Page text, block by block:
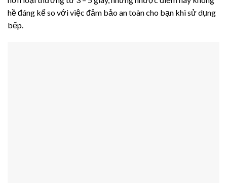
hề đáng kể so với việc đảm bảo an toàn cho bạn khi sử dụng
bếp.